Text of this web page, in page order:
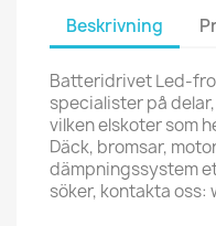
Beskrivning
Batteridrivet Led-
specialister på
vilken elskoter som
Däck, bromsar,
dämpningssystem
söker, kontakta oss: